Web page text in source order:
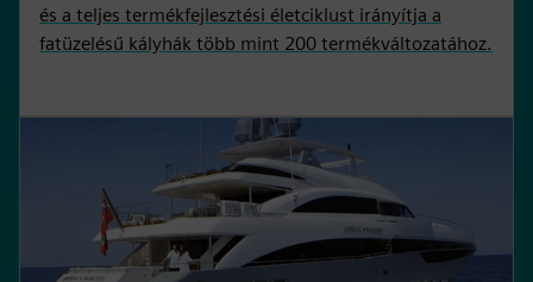
és a teljes termékfejlesztési életciklust irányítja a
fatüzelésű kályhák több mint 200 termékváltozatához.